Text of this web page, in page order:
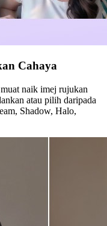
Cahaya
naik imej rujukan
atau pilih daripada
Shadow, Halo,